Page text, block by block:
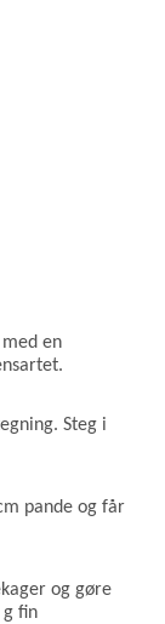
en
Steg i
pande og får
og gøre
g fin